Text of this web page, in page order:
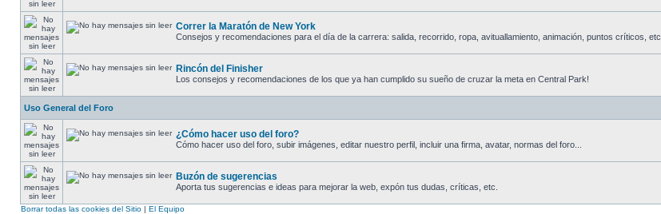
Correr la Maratón de New York
Consejos y recomendaciones para el día de la carrera: salida, recorrido, ropa, avituallamiento, animación, puntos críticos, etc.
Rincón del Finisher
Los consejos y recomendaciones de los que ya han cumplido su sueño de cruzar la meta en Central Park!
Uso General del Foro
¿Cómo hacer uso del foro?
Cómo hacer uso del foro, subir imágenes, editar nuestro perfil, incluir una firma, avatar, normas del foro...
Buzón de sugerencias
Aporta tus sugerencias e ideas para mejorar la web, expón tus dudas, críticas, etc.
Borrar todas las cookies del Sitio | El Equipo